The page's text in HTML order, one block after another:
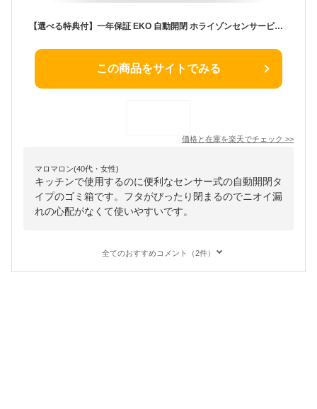
【選べる特典付】一年保証 EKO 自動開閉 ホライゾンセンサービン 45L シルバー ホワイト EK9262MT-45L EK9262P-45L-WH ゴミ箱 おしゃれ 45リットル スリム ふた付き リビング ステンレス ダストボックス
この商品をサイトでみる
価格と在庫を楽天でチェック >>
マロマロン(40代・女性)
キッチンで使用するのに便利なセンサー式の自動開閉タ
イプのゴミ箱です。フタがぴったり閉まるのでニオイ漏
れの心配がなくて使いやすいです。
全てのおすすめコメント（2件）